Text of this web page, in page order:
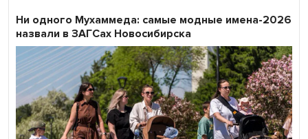
Ни одного Мухаммеда: самые модные имена-2026
назвали в ЗАГСах Новосибирска